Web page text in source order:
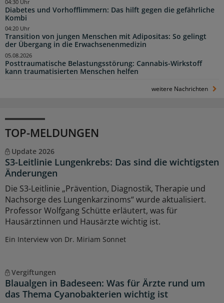
Diabetes und Vorhofflimmern: Das hilft gegen die gefährliche
Kombi
04:30 Uhr
Transition von jungen Menschen mit Adipositas: So gelingt
der Übergang in die Erwachsenenmedizin
04:20 Uhr
Posttraumatische Belastungsstörung: Cannabis-Wirkstoff
kann traumatisierten Menschen helfen
05.08.2026
weitere Nachrichten
TOP-MELDUNGEN
Update 2026
S3-Leitlinie Lungenkrebs: Das sind die wichtigsten
Änderungen
Die S3-Leitlinie „Prävention, Diagnostik, Therapie und
Nachsorge des Lungenkarzinoms“ wurde aktualisiert.
Professor Wolfgang Schütte erläutert, was für
Hausärztinnen und Hausärzte wichtig ist.
Ein Interview von Dr. Miriam Sonnet
Vergiftungen
Blaualgen in Badeseen: Was für Ärzte rund um
das Thema Cyanobakterien wichtig ist